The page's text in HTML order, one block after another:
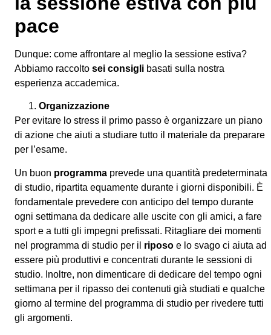
pace
Dunque: come affrontare al meglio la sessione estiva?
Abbiamo raccolto sei consigli basati sulla nostra
esperienza accademica.
Organizzazione
Per evitare lo stress il primo passo è organizzare un piano
di azione che aiuti a studiare tutto il materiale da preparare
per l’esame.
Un buon programma prevede una quantità predeterminata
di studio, ripartita equamente durante i giorni disponibili. È
fondamentale prevedere con anticipo del tempo durante
ogni settimana da dedicare alle uscite con gli amici, a fare
sport e a tutti gli impegni prefissati. Ritagliare dei momenti
nel programma di studio per il riposo e lo svago ci aiuta ad
essere più produttivi e concentrati durante le sessioni di
studio. Inoltre, non dimenticare di dedicare del tempo ogni
settimana per il ripasso dei contenuti già studiati e qualche
giorno al termine del programma di studio per rivedere tutti
gli argomenti.